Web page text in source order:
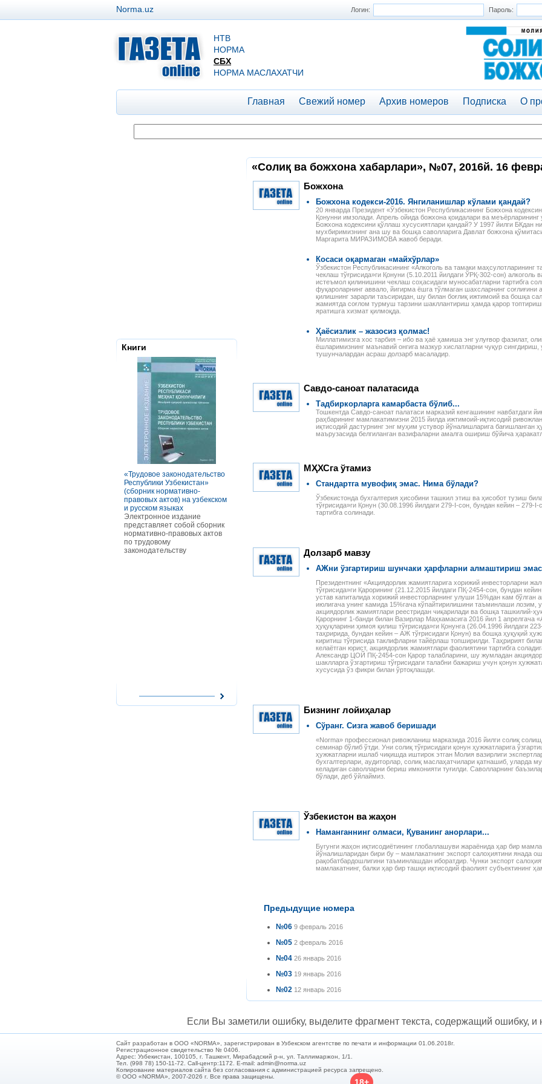
Логин: Пароль:
Norma.uz
НТВ
НОРМА
СБХ
НОРМА МАСЛАХАТЧИ
Главная Свежий номер Архив номеров Подписка О
Книги
«Трудовое законодательство
Республики Узбекистан»
(сборник нормативно-
правовых актов) на узбекском
и русском языках
Электронное издание
представляет собой сборник
нормативно-правовых актов
по трудовому
законодательству
РАСЧЕТЫ С ПЕРСОНАЛОМ II
ТОМ ОСОБЕННОСТИ
ОПЛАТЫ ТРУДА
В книге рассмотрены вопросы
совместителей, сезонных
работников и надомников —
действующие ограничения
при приеме на работу
совместителей, начисление
им заработной платы при
повременной и сдельной
форме оплаты труда, виды
сезонных работ и расчеты с
работниками-сезонщиками,
особенности организации
надомного труда и выгоды
надомников, возмещение
Сборник нормативно-
правовых актов
Данное электронное издание
по сути представляет собой
сборник нормативно-
правовых актов по налоговому
законодательству Республики
распоряжения Президента
Республики Узбекистан,
постановления и
распоряжения Кабинета
министров Республики
Узбекистан,
зарегистрированные
Министерством юстиции
Республики Узбекистан, а
также иные нормативные
акты, в том числе
ведомственные и местные,
касающиеся вопросов
налогообложения.
бухгалтеров. В пособии
специалисты подробно, по
строкам баланса,
порядок учета финансово-
изменений и дополнений,
внесенных в
законодательство.
«Солиқ ва божхона хабарлари», №07, 2016й. 16
Божхона
Божхона кодекси-2016. Янгиланишлар кўлами қандай?
20 январда Президент «Ўзбекистон Республикасининг Божхона
Қонунни имзолади. Апрель ойида божхона қоидалари ва
Божхона кодексини қўллаш хусусиятлари қандай? У 1997 йилги БКдан
мухбиримизнинг ана шу ва бошқа саволларига Давлат божхона
Маргарита МИРАЗИМОВА жавоб беради.
Косаси оқармаган «майхўрлар»
Ўзбекистон Республикасининг «Алкоголь ва тамаки
чеклаш тўғрисида»ги Қонуни (5.10.2011 йилдаги ЎРҚ-302-сон) алкоголь
истеъмол қилинишини чеклаш соҳасидаги муносабатларни тартибга
фуқароларнинг аввало, йигирма ёшга тўлмаган шахсларнинг
қилишнинг зарарли таъсиридан, шу билан боғлиқ ижтимоий ва бошқа
жамиятда соғлом турмуш тарзини шакллантириш ҳамда қарор
яратишга хизмат қилмоқда.
Ҳаёсизлик – жазосиз қолмас!
Миллатимизга хос тарбия – ибо ва ҳаё ҳамиша энг улуғвор фазилат,
ёшларимизнинг маънавий онгига мазкур хислатларни чуқур
тушунчалардан асраш долзарб масаладир.
Савдо-саноат палатасида
Тадбиркорларга камарбаста бўлиб...
Тошкентда Савдо-саноат палатаси марказий кенгашининг навбатдаги
раҳбарининг мамлакатимизни 2015 йилда ижтимоий-иқтисодий
иқтисодий дастурнинг энг муҳим устувор йўналишларига бағишланган
маърузасида белгиланган вазифаларни амалга ошириш бўйича
МҲХСга ўтамиз
Стандартга мувофиқ эмас. Нима бўлади?
Ўзбекистонда бухгалтерия ҳисобини ташкил этиш ва ҳисобот тузиш
тўғрисида»ги Қонун (30.08.1996 йилдаги 279-I-сон, бундан кейин – 279-
тартибга солинади.
Долзарб мавзу
АЖни ўзгартириш шунчаки ҳарфларни алмаштириш эмас
Президентнинг «Акциядорлик жамиятларига хорижий инвесторларни
тўғрисида»ги Қарорининг (21.12.2015 йилдаги ПҚ-2454-сон, бундан
устав капиталида хорижий инвесторларнинг улуши 15%дан кам бўлган
июлигача унинг камида 15%гача кўпайтирилишини таъминлаши
акциядорлик жамиятлари реестридан чиқарилади ва бошқа ташкилий-
Қарорнинг 1-банди билан Вазирлар Маҳкамасига 2016 йил 1 апрелгача
ҳуқуқларини ҳимоя қилиш тўғрисида»ги Қонунга (26.04.1996 йилдаги
таҳририда, бундан кейин – АЖ тўғрисидаги Қонун) ва бошқа ҳуқуқий
киритиш тўғрисида таклифларни тайёрлаш топширилди. Таҳририят
келаётган юрист, акциядорлик жамиятлари фаолиятини тартибга
Александр ЦОЙ ПҚ-2454-сон Қарор талабларини, шу жумладан
шаклларга ўзгартириш тўғрисидаги талабни бажариш учун қонун
хусусида ўз фикри билан ўртоқлашди.
Бизнинг лойиҳалар
Сўранг. Сизга жавоб беришади
«Norma» профессионал ривожланиш марказида 2016 йилги солиқ
семинар бўлиб ўтди. Уни солиқ тўғрисидаги қонун ҳужжатларига
ҳужжатларни ишлаб чиқишда иштирок этган Молия вазирлиги
бухгалтерлари, аудиторлар, солиқ маслаҳатчилари қатнашиб, уларда
келадиган саволларни бериш имконияти туғилди. Саволларнинг
бўлади, деб ўйлаймиз.
Ўзбекистон ва жаҳон
Наманганнинг олмаси, Қуванинг анорлари...
Бугунги жаҳон иқтисодиётининг глобаллашуви жараёнида ҳар бир
йўналишларидан бири бу – мамлакатнинг экспорт салоҳиятини янада
рақобатбардошлигини таъминлашдан иборатдир. Чунки экспорт
мамлакатнинг, балки ҳар бир ташқи иқтисодий фаолият субъектининг
Предыдущие номера
№06 9 февраль 2016
№05 2 февраль 2016
№04 26 январь 2016
№03 19 январь 2016
№02 12 январь 2016
Если Вы заметили ошибку, выделите фрагмент текста, содержащий ошибку, и
Сайт разработан в ООО «NORMA», зарегистрирован в Узбекском агентстве по печати и информации 01.06.2018г.
Регистрационное свидетельство № 0406.
Адрес: Узбекистан, 100105, г. Ташкент, Мирабадский р-н, ул. Таллимаржон, 1/1.
Тел. (998 78) 150-11-72. Call-центр:1172. E-mail: admin@norma.uz
Копирование материалов сайта без согласования с администрацией ресурса запрещено.
© ООО «NORMA», 2007-2026 г. Все права защищены.